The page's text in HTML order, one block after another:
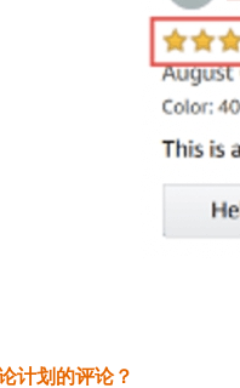
计划的评论？